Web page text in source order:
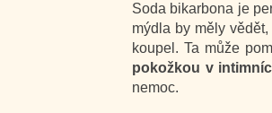
Soda bikarbona je
mýdla by měly
koupel. Ta může
pokožkou v
nemoc.